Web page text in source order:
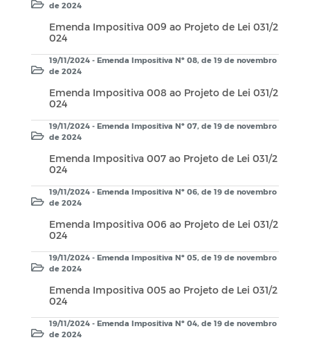
de 2024
Emenda Impositiva 009 ao Projeto de Lei 031/2
024
19/11/2024 - Emenda Impositiva Nº 08, de 19 de novembro
de 2024
Emenda Impositiva 008 ao Projeto de Lei 031/2
024
19/11/2024 - Emenda Impositiva Nº 07, de 19 de novembro
de 2024
Emenda Impositiva 007 ao Projeto de Lei 031/2
024
19/11/2024 - Emenda Impositiva Nº 06, de 19 de novembro
de 2024
Emenda Impositiva 006 ao Projeto de Lei 031/2
024
19/11/2024 - Emenda Impositiva Nº 05, de 19 de novembro
de 2024
Emenda Impositiva 005 ao Projeto de Lei 031/2
024
19/11/2024 - Emenda Impositiva Nº 04, de 19 de novembro
de 2024